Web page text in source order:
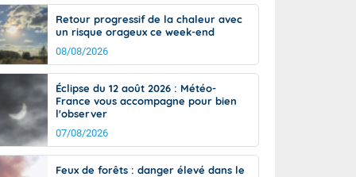
de
Phénomènes dangereux de J+2 à J+7
Avertissement pluies intenses à l'échelle
des communes (Apic)
Bulletins Marine
Bulletins d'estimation du risque
d'avalanche
Météo des forêts
Vigicrues
Retour progressif de la chaleur avec
un risque orageux ce week-end
08/08/2026
Éclipse du 12 août 2026 : Météo-
France vous accompagne pour bien
l'observer
07/08/2026
Feux de forêts : danger élevé dans le